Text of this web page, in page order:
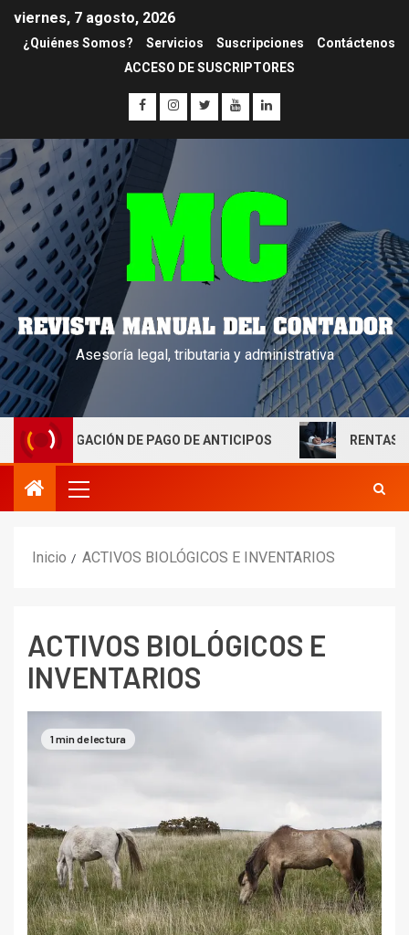
viernes, 7 agosto, 2026
¿Quiénes Somos? Servicios Suscripciones
Contáctenos
ACCESO DE SUSCRIPTORES
Asesoría legal, tributaria y administrativa
DE PAGO DE ANTICIPOS RENTAS
Inicio ACTIVOS BIOLÓGICOS E INVENTARIOS
ACTIVOS BIOLÓGICOS E
INVENTARIOS
1 min de lectura